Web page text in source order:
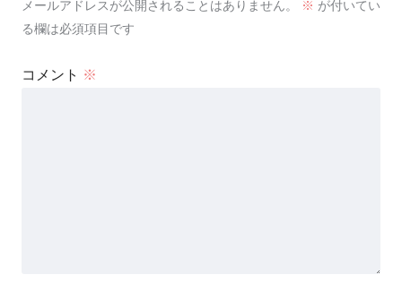
メールアドレスが公開されることはありません。 ※ が付いてい
る欄は必須項目です
コメント ※